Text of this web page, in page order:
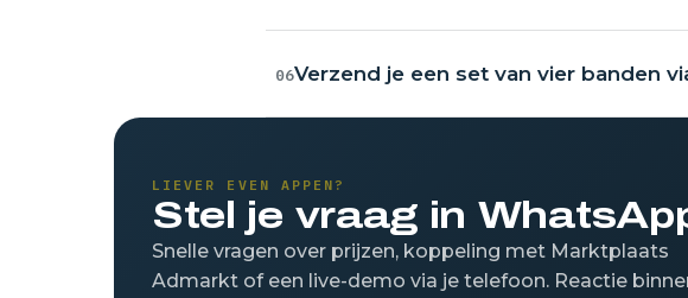
06Verzend je een set van vier banden
LIEVER EVEN APPEN?
Stel je vraag in
Snelle vragen over prijzen, koppeling met Marktplaats
Admarkt of een live-demo via je telefoon. Reactie